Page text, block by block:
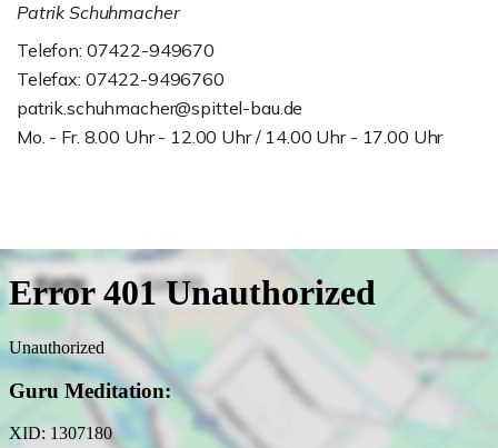
Patrik Schuhmacher
Telefon: 07422-949670
Telefax: 07422-9496760
patrik.schuhmacher@spittel-bau.de
Mo. - Fr. 8.00 Uhr - 12.00 Uhr / 14.00 Uhr - 17.00 Uhr